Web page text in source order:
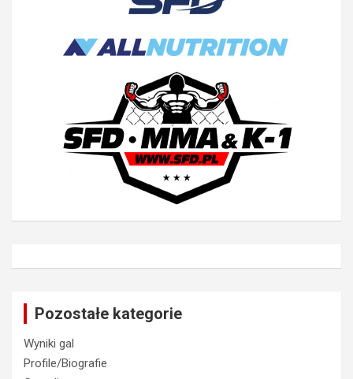
Pozostałe kategorie
Wyniki gal
Profile/Biografie